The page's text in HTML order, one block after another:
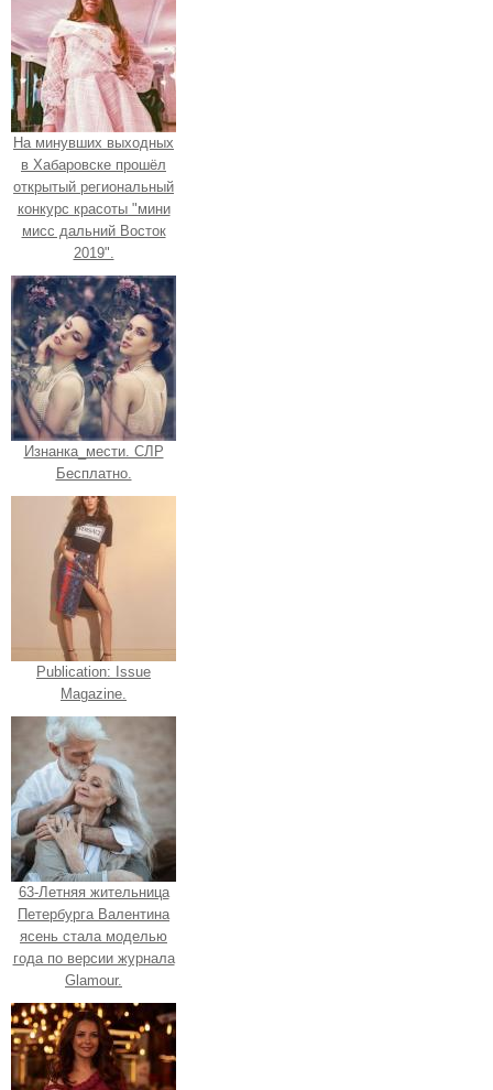
На минувших выходных
в Хабаровске прошёл
открытый региональный
конкурс красоты "мини
мисс дальний Восток
2019".
Изнанка_мести. СЛР
Бесплатно.
Publication: Issue
Magazine.
63-Летняя жительница
Петербурга Валентина
ясень стала моделью
года по версии журнала
Glamour.